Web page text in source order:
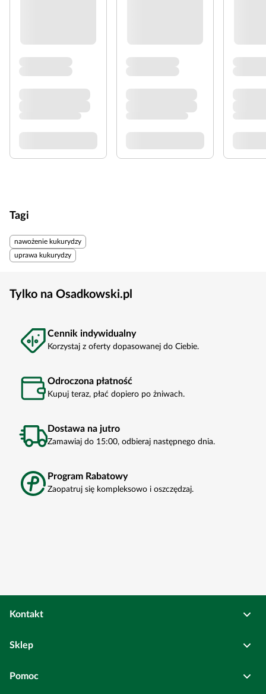
Tagi
nawożenie kukurydzy
uprawa kukurydzy
Tylko na Osadkowski.pl
Cennik indywidualny
Korzystaj z oferty dopasowanej do Ciebie.
Odroczona płatność
Kupuj teraz, płać dopiero po żniwach.
Dostawa na jutro
Zamawiaj do 15:00, odbieraj następnego dnia.
Program Rabatowy
Zaopatruj się kompleksowo i oszczędzaj.
Kontakt
Bierutów
Sklep
Wszystkie kategorie
Pomoc